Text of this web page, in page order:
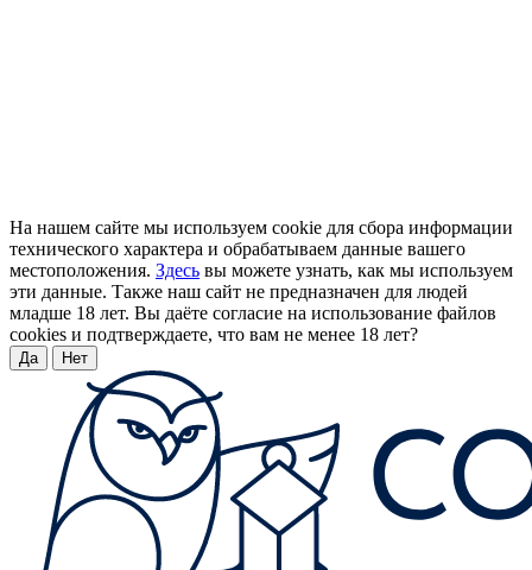
На нашем сайте мы используем cookie для сбора информации
технического характера и обрабатываем данные вашего
местоположения. Здесь вы можете узнать, как мы используем
эти данные. Также наш сайт не предназначен для людей
младше 18 лет. Вы даёте согласие на использование файлов
cookies и подтверждаете, что вам не менее 18 лет?
Да Нет